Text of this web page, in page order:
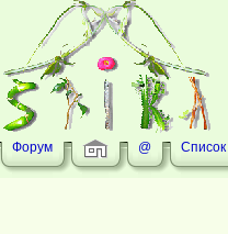
Форум @